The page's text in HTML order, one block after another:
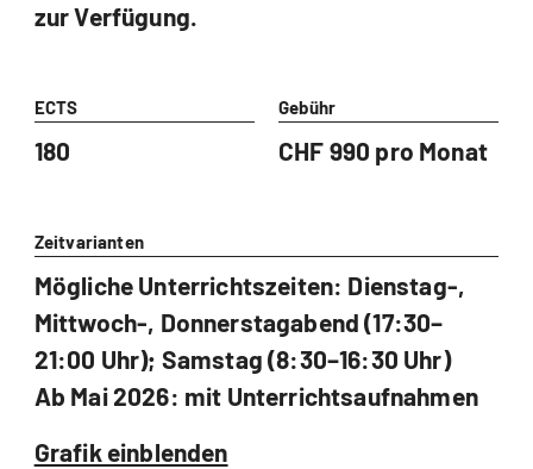
zur Verfügung.
ECTS
180
Gebühr
CHF 990 pro Monat
Zeitvarianten
Mögliche Unterrichtszeiten: Dienstag-,
Mittwoch-, Donnerstagabend (17:30–
21:00 Uhr); Samstag (8:30–16:30 Uhr)
Ab Mai 2026: mit Unterrichtsaufnahmen
Grafik einblenden